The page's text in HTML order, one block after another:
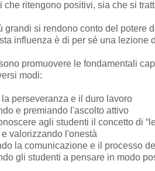
che ritengono positivi, sia che si
grandi si rendono conto del potere
influenza è di per sé una lezione
promuovere le fondamentali
modi:
perseveranza e il duro lavoro
e premiando l'ascolto attivo
agli studenti il concetto di
valorizzando l'onestà
la comunicazione e il processo
gli studenti a pensare in modo